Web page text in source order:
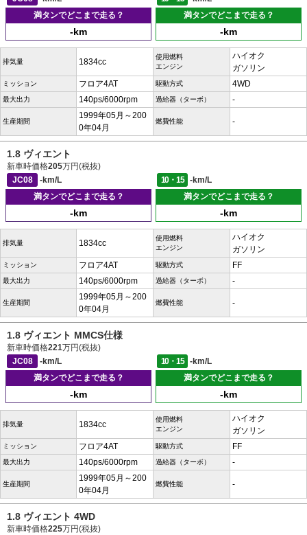
満タンでどこまで走る？
-km
満タンでどこまで走る？
-km
排気量 1834cc
使用燃料
エンジン
ハイオク
ガソリン
ミッション フロア4AT 駆動方式 4WD
最大出力 140ps/6000rpm 過給器（ターボ） -
生産期間
1999年05月～200
0年04月
燃費性能 -
1.8 ヴィエント
新車時価格205万円(税抜)
JC08
-km/L 10・15
-km/L
満タンでどこまで走る？
-km
満タンでどこまで走る？
-km
排気量 1834cc
使用燃料
エンジン
ハイオク
ガソリン
ミッション フロア4AT 駆動方式 FF
最大出力 140ps/6000rpm 過給器（ターボ） -
生産期間
1999年05月～200
0年04月
燃費性能 -
1.8 ヴィエント MMCS仕様
新車時価格221万円(税抜)
JC08
-km/L 10・15
-km/L
満タンでどこまで走る？
-km
満タンでどこまで走る？
-km
排気量 1834cc
使用燃料
エンジン
ハイオク
ガソリン
ミッション フロア4AT 駆動方式 FF
最大出力 140ps/6000rpm 過給器（ターボ） -
生産期間
1999年05月～200
0年04月
燃費性能 -
1.8 ヴィエント 4WD
新車時価格225万円(税抜)